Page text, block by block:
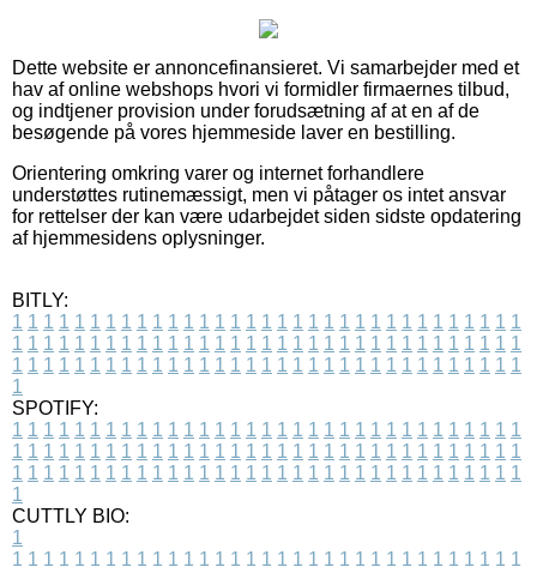
Dette website er annoncefinansieret. Vi samarbejder med et
hav af online webshops hvori vi formidler firmaernes tilbud,
og indtjener provision under forudsætning af at en af de
besøgende på vores hjemmeside laver en bestilling.
Orientering omkring varer og internet forhandlere
understøttes rutinemæssigt, men vi påtager os intet ansvar
for rettelser der kan være udarbejdet siden sidste opdatering
af hjemmesidens oplysninger.
BITLY:
1 1 1 1 1 1 1 1 1 1 1 1 1 1 1 1 1 1 1 1 1 1 1 1 1 1 1 1 1 1 1 1 1
1 1 1 1 1 1 1 1 1 1 1 1 1 1 1 1 1 1 1 1 1 1 1 1 1 1 1 1 1 1 1 1 1
1 1 1 1 1 1 1 1 1 1 1 1 1 1 1 1 1 1 1 1 1 1 1 1 1 1 1 1 1 1 1 1 1
1
SPOTIFY:
1 1 1 1 1 1 1 1 1 1 1 1 1 1 1 1 1 1 1 1 1 1 1 1 1 1 1 1 1 1 1 1 1
1 1 1 1 1 1 1 1 1 1 1 1 1 1 1 1 1 1 1 1 1 1 1 1 1 1 1 1 1 1 1 1 1
1 1 1 1 1 1 1 1 1 1 1 1 1 1 1 1 1 1 1 1 1 1 1 1 1 1 1 1 1 1 1 1 1
1
CUTTLY BIO:
1
1 1 1 1 1 1 1 1 1 1 1 1 1 1 1 1 1 1 1 1 1 1 1 1 1 1 1 1 1 1 1 1 1